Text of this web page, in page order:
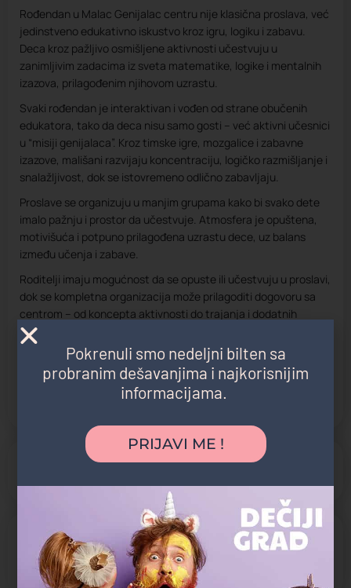
Rođendan u Malac Genijalac centru nije klasična proslava, već
jedinstveno edukativno iskustvo kroz igru, logiku i zabavu.
Deca kroz pažljivo osmišljene aktivnosti učestvuju u
zanimljivim zadacima iz sveta matematike, logike i mentalnih
izazova, prilagođenim njihovom uzrastu.
Svaki rođendan je interaktivan i vođen od strane obučenih
edukatora, tako da deca nisu samo gosti – već aktivni učesnici
u “misiji genijalaca”. Kroz timske igre, mozgalice i zabavne
izazove, mališani razvijaju koncentraciju, logičko razmišljanje i
snalažljivost, dok se istovremeno odlično zabavljaju.
Proslave se organizuju u manjim grupama kako bi svako dete
imalo pažnju i prostor da učestvuje. Atmosfera je opuštena,
motivišuća i potpuno prilagođena uzrastu dece, uz balans
između učenja i zabave.
Roditelji imaju mogućnost da se opuste ili učestvuju u proslavi,
dok se kompletna organizacija može prilagoditi dogovoru sa
centrom – od koncepta aktivnosti do trajanja i dodatnih
sadržaja.
Rođendan u Malac Genijalac centru je idealan izbor za
roditelje koji žele da njihovo dete proslavi poseban dan na
kreativan, drugačiji i smislen način – kroz igru koja razvija
Otvoreno
Otvoreno 24h danas
Kategorija vendora
Edukativni centar
Pokrenuli smo nedeljni bilten sa
probranim dešavanjima i najkorisnijim
informacijama.
PRIJAVI ME !